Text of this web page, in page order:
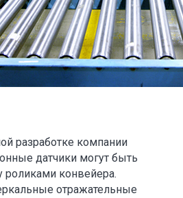
разработке компании
датчики могут быть
конвейера.
отражательные